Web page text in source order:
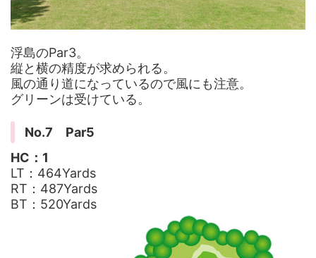
浮島のPar3。
縦と横の精度が求められる。
風の通り道になっているので風にも注意。
グリーンは受けている。
No.7 Par5
HC：1
LT：464Yards
RT：487Yards
BT：520Yards